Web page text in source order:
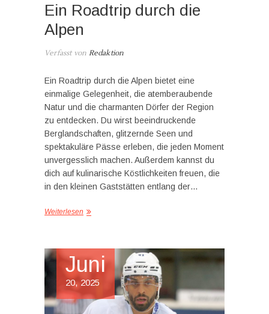
Ein Roadtrip durch die
Alpen
Verfasst von Redaktion
Ein Roadtrip durch die Alpen bietet eine
einmalige Gelegenheit, die atemberaubende
Natur und die charmanten Dörfer der Region
zu entdecken. Du wirst beeindruckende
Berglandschaften, glitzernde Seen und
spektakuläre Pässe erleben, die jeden Moment
unvergesslich machen. Außerdem kannst du
dich auf kulinarische Köstlichkeiten freuen, die
in den kleinen Gaststätten entlang der…
Weiterlesen
Juni
20, 2025